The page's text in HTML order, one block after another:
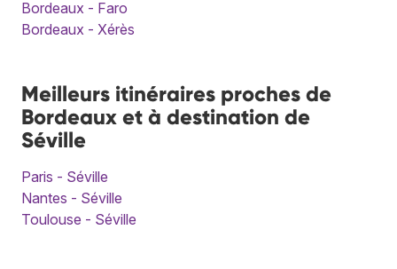
Bordeaux - Faro
Bordeaux - Xérès
Meilleurs itinéraires proches de
Bordeaux et à destination de
Séville
Paris - Séville
Nantes - Séville
Toulouse - Séville